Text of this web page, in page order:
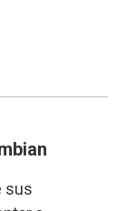
sus